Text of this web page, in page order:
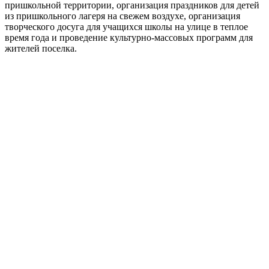
пришкольной территории, организация праздников для детей
из пришкольного лагеря на свежем воздухе, организация
творческого досуга для учащихся школы на улице в теплое
время года и проведение культурно-массовых программ для
жителей поселка.